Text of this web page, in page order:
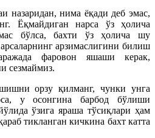
назаридан, нима ёқади деб эмас,
Ёқмайдиган нарса ўз ҳолича
бўлса, бахти ўз ҳолича шу
арзимаслигини билиш
фаровон яшаши керак,
сезмаймиз.
орзу қилманг, чунки унга
у осонгина барбод бўлиши
ўзига яраша тўсиқлари ҳам
тикланган кичкина бахт катта